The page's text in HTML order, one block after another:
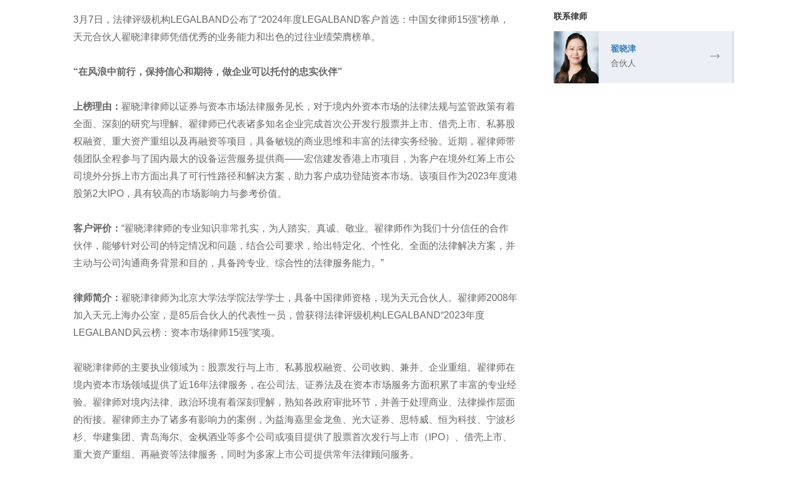
3月7日，法律评级机构LEGALBAND公布了“2024年度LEGALBAND客户首选：中国女律师15强”榜单，
天元合伙人翟晓津律师凭借优秀的业务能力和出色的过往业绩荣膺榜单。
“在风浪中前行，保持信心和期待，做企业可以托付的忠实伙伴”
上榜理由： 翟晓津律师以证券与资本市场法律服务见长，对于境内外资本市场的法律法规与监管政策有着
全面、深刻的研究与理解。翟律师已代表诸多知名企业完成首次公开发行股票并上市、借壳上市、私募股
权融资、重大资产重组以及再融资等项目，具备敏锐的商业思维和丰富的法律实务经验。近期，翟律师带
领团队全程参与了国内最大的设备运营服务提供商——宏信建发香港上市项目，为客户在境外红筹上市公
司境外分拆上市方面出具了可行性路径和解决方案，助力客户成功登陆资本市场。该项目作为2023年度港
股第2大IPO，具有较高的市场影响力与参考价值。
客户评价： “翟晓津律师的专业知识非常扎实，为人踏实、真诚、敬业。翟律师作为我们十分信任的合作
伙伴，能够针对公司的特定情况和问题，结合公司要求，给出特定化、个性化、全面的法律解决方案，并
主动与公司沟通商务背景和目的，具备跨专业、综合性的法律服务能力。”
律师简介： 翟晓津律师为北京大学法学院法学学士，具备中国律师资格，现为天元合伙人。翟律师2008年
加入天元上海办公室，是85后合伙人的代表性一员，曾获得法律评级机构LEGALBAND“2023年度
LEGALBAND风云榜：资本市场律师15强”奖项。
翟晓津律师的主要执业领域为：股票发行与上市、私募股权融资、公司收购、兼并、企业重组。翟律师在
境内资本市场领域提供了近16年法律服务，在公司法、证券法及在资本市场服务方面积累了丰富的专业经
验。翟律师对境内法律、政治环境有着深刻理解，熟知各政府审批环节，并善于处理商业、法律操作层面
的衔接。翟律师主办了诸多有影响力的案例，为益海嘉里金龙鱼、光大证券、思特威、恒为科技、宁波杉
杉、华建集团、青岛海尔、金枫酒业等多个公司或项目提供了股票首次发行与上市（IPO）、借壳上市、
重大资产重组、再融资等法律服务，同时为多家上市公司提供常年法律顾问服务。
联系律师
翟晓津
合伙人